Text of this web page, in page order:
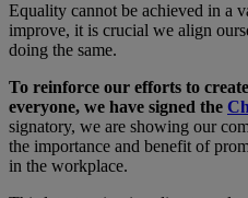
Equality cannot be achieved in a
improve, it is crucial we align
doing the same.
To reinforce our efforts to
everyone, we have signed the
signatory, we are showing our
the importance and benefit of
in the workplace.